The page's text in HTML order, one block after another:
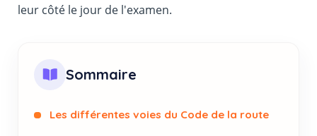
leur côté le jour de l'examen.
Sommaire
Les différentes voies du Code de la route